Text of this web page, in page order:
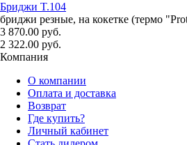
Бриджи T.104
бриджи резные, на кокетке (термо
3 870.00 руб.
2 322.00 руб.
Компания
О компании
Оплата и доставка
Возврат
Где купить?
Личный кабинет